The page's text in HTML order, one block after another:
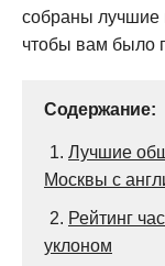
собраны лучшие
чтобы вам было
Содержание:
1. Лучшие
Москвы с
2. Рейтинг
уклоном